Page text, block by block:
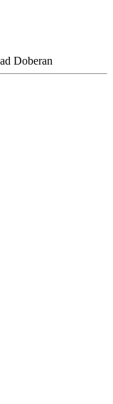
Doberan